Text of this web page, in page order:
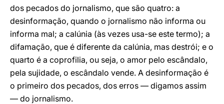
dos pecados do jornalismo, que são quatro: a
desinformação, quando o jornalismo não informa ou
informa mal; a calúnia (às vezes usa-se este termo); a
difamação, que é diferente da calúnia, mas destrói; e o
quarto é a coprofilia, ou seja, o amor pelo escândalo,
pela sujidade, o escândalo vende. A desinformação é
o primeiro dos pecados, dos erros — digamos assim
— do jornalismo.